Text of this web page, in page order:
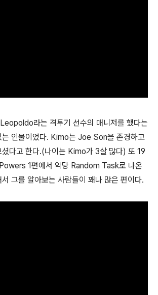
라는 격투기 선수의 매니저를 했다는
는 인물이었다. Kimo는 Joe Son을 존경하고
셨다고 한다.(나이는 Kimo가 3살 많다) 또 19
1편에서 악당 Random Task로 나온
그를 알아보는 사람들이 꽤나 많은 편이다.